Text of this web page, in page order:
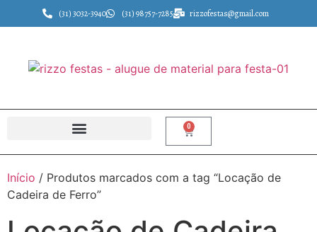
(31) 3032-3940 (31) 98757-7285 rizzofestas@gmail.com
0
Início / Produtos marcados com a tag “Locação de
Cadeira de Ferro”